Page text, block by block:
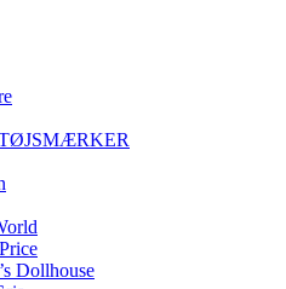
Dollhouse